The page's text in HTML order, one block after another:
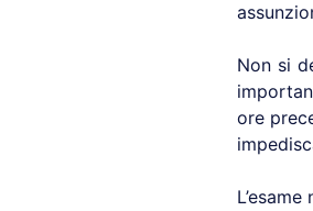
Non si
ore